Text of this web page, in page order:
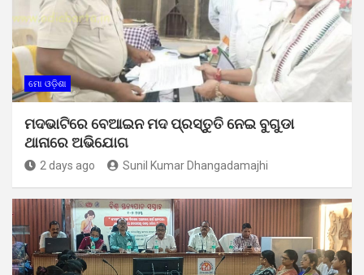
ମୋ ଓଡ଼ିଶା
ମଦଭାଟିରେ ବେଆଇନ ମଦ ପ୍ରସ୍ତୁତି ନେଇ ବୁଗୁଡା
ଥାନାରେ ଅଭିଯୋଗ
2 days ago Sunil Kumar Dhangadamajhi